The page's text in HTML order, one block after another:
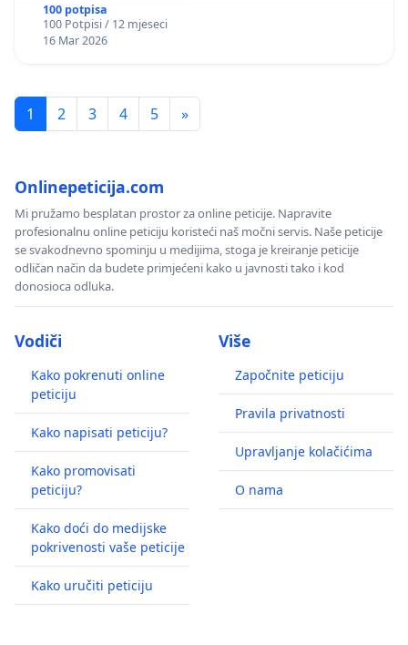
100 potpisa
100 Potpisi / 12 mjeseci
16 Mar 2026
1 2 3 4 5 »
Onlinepeticija.com
Mi pružamo besplatan prostor za online peticije. Napravite
profesionalnu online peticiju koristeći naš močni servis. Naše peticije
se svakodnevno spominju u medijima, stoga je kreiranje peticije
odličan način da budete primjećeni kako u javnosti tako i kod
donosioca odluka.
Vodiči
Kako pokrenuti online
peticiju
Kako napisati peticiju?
Kako promovisati
peticiju?
Kako doći do medijske
pokrivenosti vaše peticije
Kako uručiti peticiju
Više
Započnite peticiju
Pravila privatnosti
Upravljanje kolačićima
O nama